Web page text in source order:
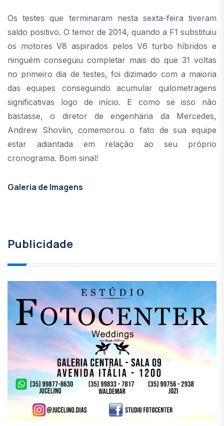
Os testes que terminaram nesta sexta-feira tiveram
saldo positivo. O temor de 2014, quando a F1 substituiu
os motores V8 aspirados pelos V6 turbo híbridos e
ninguém conseguiu completar mais do que 31 voltas
no primeiro dia de testes, foi dizimado com a maioria
das equipes conseguindo acumular quilometragens
significativas logo de início. E como se isso não
bastasse, o diretor de engenharia da Mercedes,
Andrew Shovlin, comemorou o fato de sua equipe
estar adiantada em relação ao seu próprio
cronograma. Bom sinal!
Galeria de Imagens
Publicidade